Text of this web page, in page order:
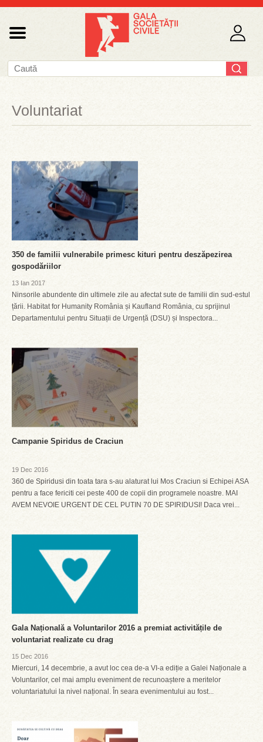
Voluntariat
350 de familii vulnerabile primesc kituri pentru deszăpezirea
gospodăriilor
13 Ian 2017
Ninsorile abundente din ultimele zile au afectat sute de familii din sud-estul
țării. Habitat for Humanity România și Kaufland România, cu sprijinul
Departamentului pentru Situații de Urgență (DSU) și Inspectora...
Campanie Spiridus de Craciun
19 Dec 2016
360 de Spiridusi din toata tara s-au alaturat lui Mos Craciun si Echipei ASA
pentru a face fericiti cei peste 400 de copii din programele noastre. MAI
AVEM NEVOIE URGENT DE CEL PUTIN 70 DE SPIRIDUSI! Daca vrei...
Gala Națională a Voluntarilor 2016 a premiat activitățile de
voluntariat realizate cu drag
15 Dec 2016
Miercuri, 14 decembrie, a avut loc cea de-a VI-a ediție a Galei Naționale a
Voluntarilor, cel mai amplu eveniment de recunoaștere a meritelor
voluntariatului la nivel național. În seara evenimentului au fost...